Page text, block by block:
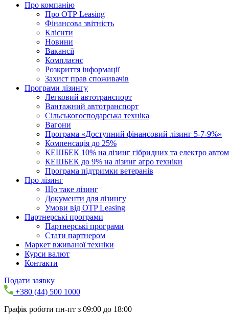
Про компанію
Про ОТР Leasing
Фінансова звітність
Клієнти
Новини
Вакансії
Комплаєнс
Розкриття інформації
Захист прав споживачів
Програми лізингу
Легковий автотранспорт
Вантажний автотранспорт
Cільськогосподарська техніка
Вагони
Програма «Доступний фінансовий лізинг 5-7-9%»
Компенсація до 25%
КЕШБЕК 10% на лізинг гібридних та електро
КЕШБЕК до 9% на лізинг агро техніки
Програма підтримки ветеранів
Про лізинг
Що таке лізинг
Документи для лізингу
Умови від OTP Leasing
Партнерські програми
Партнерські програми
Стати партнером
Маркет вживаної техніки
Курси валют
Контакти
Подати заявку
+380 (44) 500 1000
Графік роботи пн-пт з 09:00 до 18:00